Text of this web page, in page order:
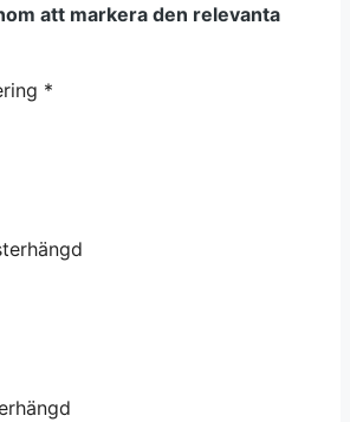
att markera den relevanta
*